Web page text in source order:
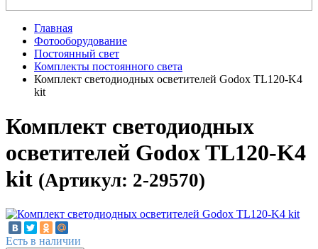
Главная
Фотооборудование
Постоянный свет
Комплекты постоянного света
Комплект светодиодных осветителей Godox TL120-K4
kit
Комплект светодиодных
осветителей Godox TL120-K4
kit (Артикул: 2-29570)
Есть в наличии